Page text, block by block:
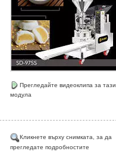
Прегледайте видеоклипа за тази
модула
Кликнете върху снимката, за да
прегледате подробностите